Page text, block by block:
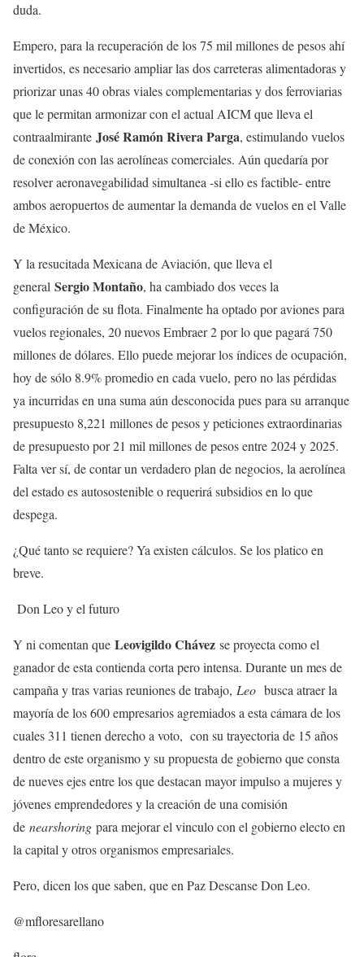
duda.
Empero, para la recuperación de los 75 mil millones de pesos ahí
invertidos, es necesario ampliar las dos carreteras alimentadoras y
priorizar unas 40 obras viales complementarias y dos ferroviarias
que le permitan armonizar con el actual AICM que lleva el
contraalmirante José Ramón Rivera Parga, estimulando vuelos
de conexión con las aerolíneas comerciales. Aún quedaría por
resolver aeronavegabilidad simultanea -si ello es factible- entre
ambos aeropuertos de aumentar la demanda de vuelos en el Valle
de México.
Y la resucitada Mexicana de Aviación, que lleva el
general Sergio Montaño, ha cambiado dos veces la
configuración de su flota. Finalmente ha optado por aviones para
vuelos regionales, 20 nuevos Embraer 2 por lo que pagará 750
millones de dólares. Ello puede mejorar los índices de ocupación,
hoy de sólo 8.9% promedio en cada vuelo, pero no las pérdidas
ya incurridas en una suma aún desconocida pues para su arranque
presupuesto 8,221 millones de pesos y peticiones extraordinarias
de presupuesto por 21 mil millones de pesos entre 2024 y 2025.
Falta ver sí, de contar un verdadero plan de negocios, la aerolínea
del estado es autosostenible o requerirá subsidios en lo que
despega.
¿Qué tanto se requiere? Ya existen cálculos. Se los platico en
breve.
Don Leo y el futuro
Y ni comentan que Leovigildo Chávez se proyecta como el
ganador de esta contienda corta pero intensa. Durante un mes de
campaña y tras varias reuniones de trabajo, Leo busca atraer la
mayoría de los 600 empresarios agremiados a esta cámara de los
cuales 311 tienen derecho a voto, con su trayectoria de 15 años
dentro de este organismo y su propuesta de gobierno que consta
de nueves ejes entre los que destacan mayor impulso a mujeres y
jóvenes emprendedores y la creación de una comisión
de nearshoring para mejorar el vinculo con el gobierno electo en
la capital y otros organismos empresariales.
Pero, dicen los que saben, que en Paz Descanse Don Leo.
@mfloresarellano